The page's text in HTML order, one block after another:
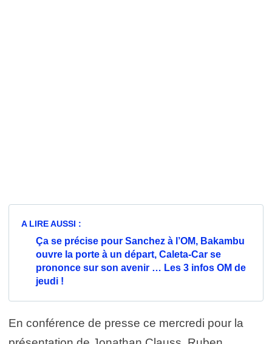
A LIRE AUSSI :
Ça se précise pour Sanchez à l’OM, Bakambu
ouvre la porte à un départ, Caleta-Car se
prononce sur son avenir … Les 3 infos OM de
jeudi !
En conférence de presse ce mercredi pour la